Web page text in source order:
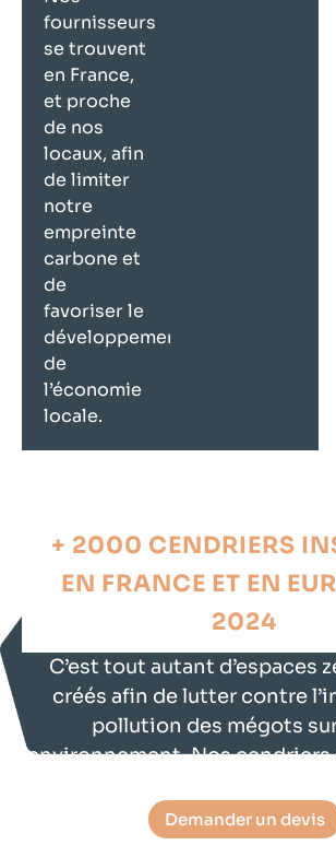
fournisseurs
se trouvent
en France,
et proche
de nos
locaux, afin
de limiter
notre
empreinte
carbone et
de
favoriser le
développement
de
l’économie
locale.
+ 2000 CENDRIERS
EN FRANCE ET EN
2024
C’est tout autant d’espaces
créés afin de lutter contre
pollution des mégots
environnement. Nos
Demander un devis